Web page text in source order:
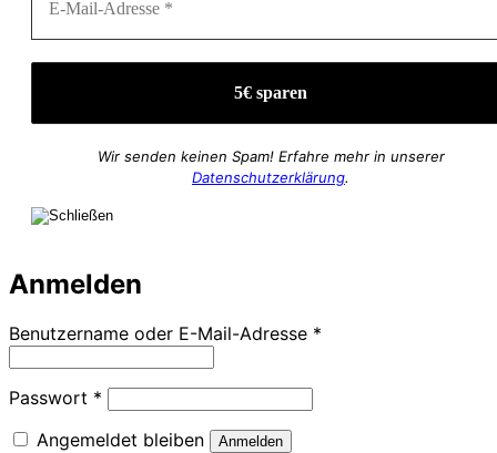
Wir senden keinen Spam! Erfahre mehr in unserer
Datenschutzerklärung.
Anmelden
Benutzername oder E-Mail-Adresse *
Passwort *
Angemeldet bleiben
Anmelden